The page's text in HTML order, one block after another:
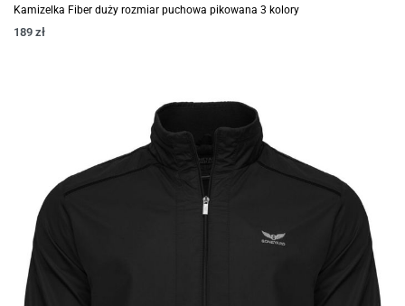
Kamizelka Fiber duży rozmiar puchowa pikowana 3 kolory
189 zł